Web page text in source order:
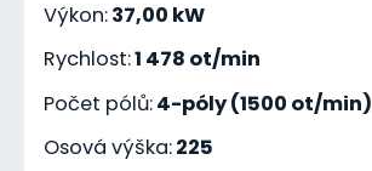
Výkon:37,00 kW
Rychlost:1 478 ot/min
Počet pólů:4-póly (1500 ot/min)
Osová výška:225